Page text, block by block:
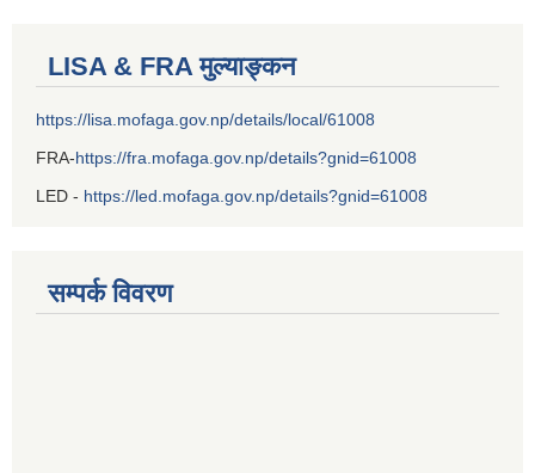
LISA & FRA मुल्याङ्कन
https://lisa.mofaga.gov.np/details/local/61008
FRA-https://fra.mofaga.gov.np/details?gnid=61008
LED - https://led.mofaga.gov.np/details?gnid=61008
सम्पर्क विवरण